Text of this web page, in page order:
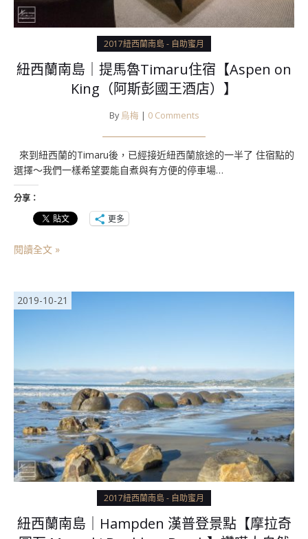
2017紐西蘭南島 - 自助蜜月
紐西蘭南島｜提馬魯Timaru住宿【Aspen on
King（阿斯彭國王酒店）】
By 烏梅 | 0 Comments
來到紐西蘭的Timaru後，已經接近紐西蘭旅途的一半了 住宿點的
選擇～我們一樣希望要能自煮與有方便的停車場…
分享：
更多
閱讀全文 »
2019-10-21
2017紐西蘭南島 - 自助蜜月
紐西蘭南島｜Hampden 漢普登景點【摩拉奇